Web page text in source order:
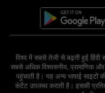
विश्व में सबसे तेजी से बढ़ती हुई हिंदी
सबसे अधिक विश्वसनीय, प्रामाणिक और
पहुंचाती है। यह अन्य भाषाई साइटों
कंटेंट उपलब्ध कराती है। इसकी